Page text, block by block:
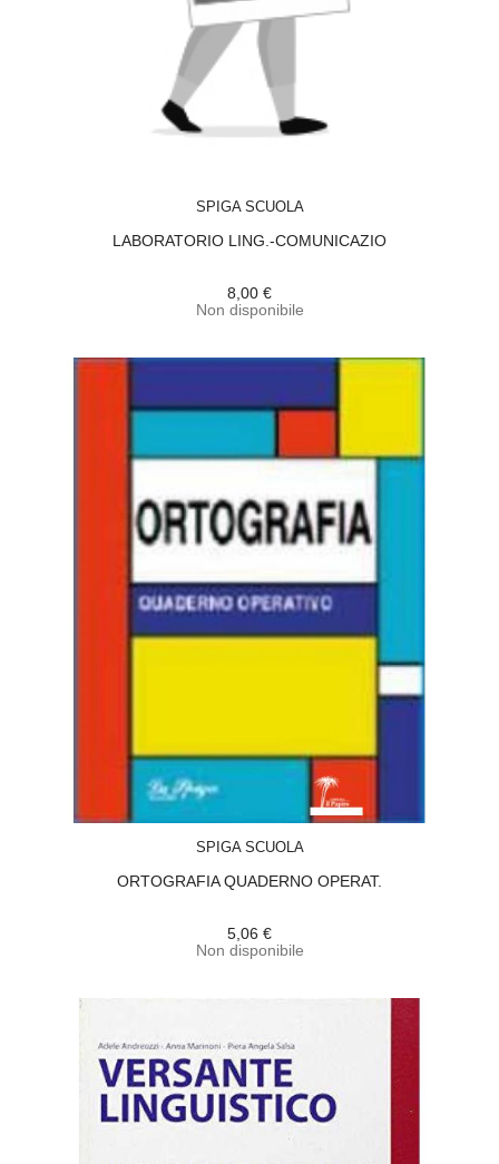
SPIGA SCUOLA
LABORATORIO LING.-COMUNICAZIO
8,00 €
Non disponibile
SPIGA SCUOLA
ORTOGRAFIA QUADERNO OPERAT.
5,06 €
Non disponibile